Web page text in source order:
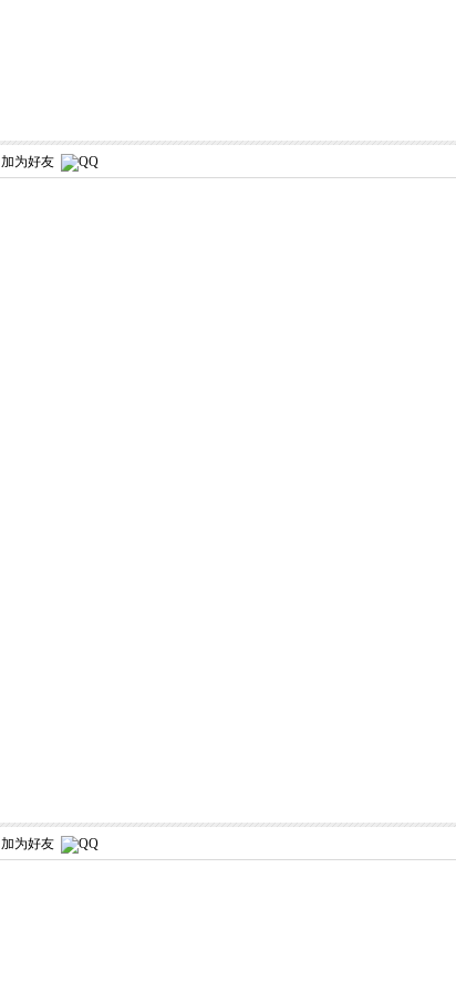
加为好友
加为好友